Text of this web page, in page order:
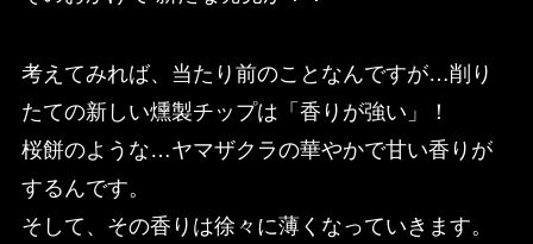
考えてみれば、当たり前のことなんですが…削り
たての新しい燻製チップは「香りが強い」！
桜餅のような…ヤマザクラの華やかで甘い香りが
するんです。
そして、その香りは徐々に薄くなっていきます。